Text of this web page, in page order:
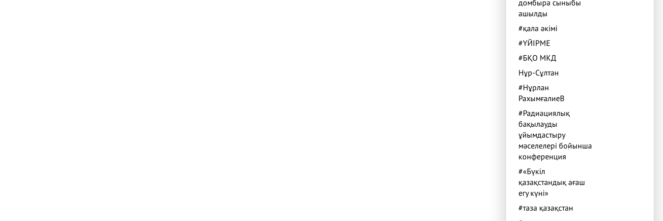
домбыра сыныбы
ашылды
#қала әкімі
#ҮЙІРМЕ
#БҚО МКД
Нұр-Сұлтан
#Нұрлан
РахымғалиеВ
#Радиациялық
бақылауды
ұйымдастыру
мәселелері бойынша
конференция
#«Бүкіл
қазақстандық ағаш
егу күні»
#таза қазақстан